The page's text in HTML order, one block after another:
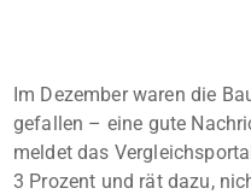
Im Dezember waren die
gefallen – eine gute
meldet das
3 Prozent und rät dazu,